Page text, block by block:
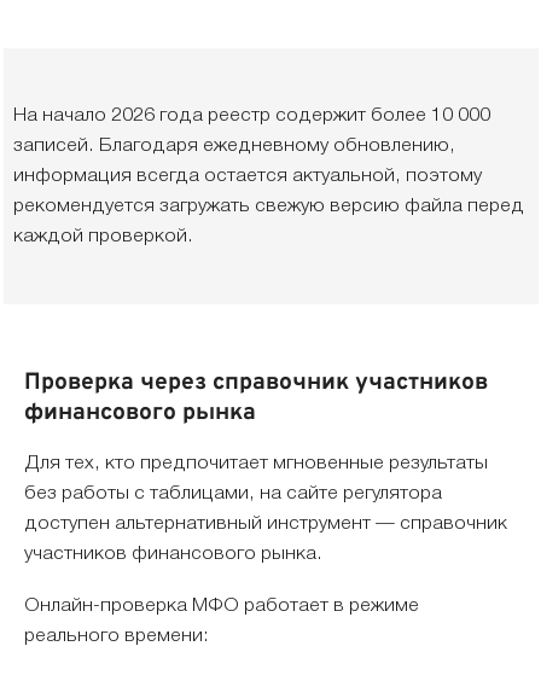
На начало 2026 года реестр содержит более 10 000
записей. Благодаря ежедневному обновлению,
информация всегда остается актуальной, поэтому
рекомендуется загружать свежую версию файла перед
каждой проверкой.
Проверка через справочник участников
финансового рынка
Для тех, кто предпочитает мгновенные результаты
без работы с таблицами, на сайте регулятора
доступен альтернативный инструмент — справочник
участников финансового рынка.
Онлайн-проверка МФО работает в режиме
реального времени: